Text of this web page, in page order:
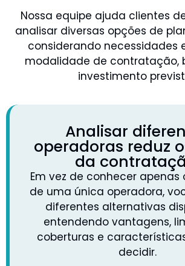
Nossa equipe ajuda clientes
analisar diversas opções de
considerando necessidades
modalidade de contratação,
investimento
Analisar
operadoras reduz
da
Em vez de conhecer apenas
de uma única operadora,
diferentes alternativas
entendendo vantagens,
coberturas e
decidir.